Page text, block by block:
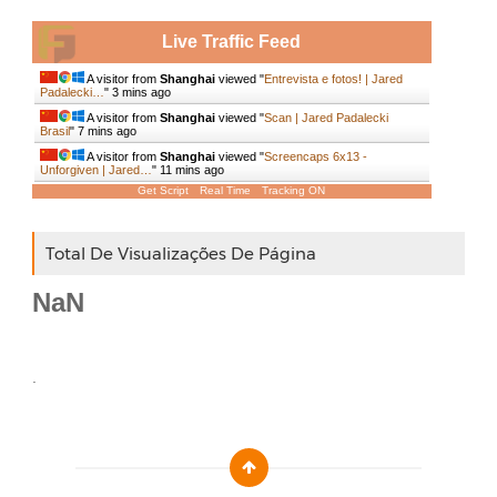
Live Traffic Feed
A visitor from Shanghaiviewed "Entrevista e fotos! | Jared
Padalecki… " 3 mins ago
A visitor from Shanghaiviewed "Scan | Jared Padalecki
Brasil" 7 mins ago
A visitor from Shanghaiviewed "Screencaps 6x13 -
Unforgiven | Jared… " 11 mins ago
Get Script Real Time Tracking ON
Total De Visualizações De Página
NaN